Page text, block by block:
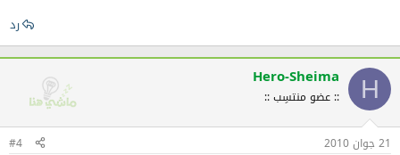
رد
H
Hero-Sheima
:: عضو منتسِب ::
21 جوان 2010 #4